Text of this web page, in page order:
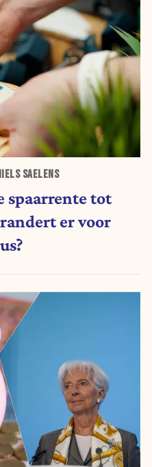
SAELENS
spaarrente tot
er voor